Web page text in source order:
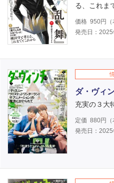
る、これま
価格 950円
発売日：2025
ダ・ヴィ
充実の３大
定価 880円
発売日：2025